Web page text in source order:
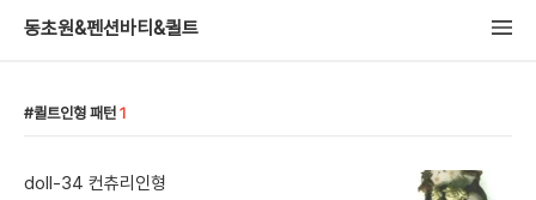
동초원&펜션바티&퀼트
퀼트인형 패턴 1
doll-34 컨츄리인형